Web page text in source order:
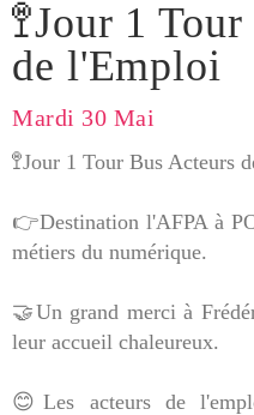
🚏Jour 1
de l'Emploi
Mardi 30 Mai
🚏Jour 1 Tour Bus Acteurs
👉Destination l'AFPA à
métiers du numérique.
🤝Un grand merci à
leur accueil chaleureux.
😊Les acteurs de